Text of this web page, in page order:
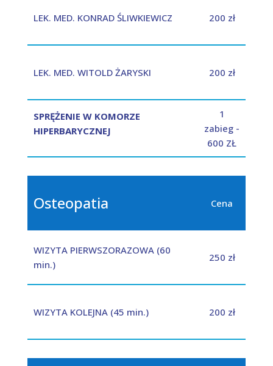
LEK. MED. KONRAD ŚLIWKIEWICZ 200 zł
LEK. MED. WITOLD ŻARYSKI 200 zł
SPRĘŻENIE W KOMORZE
HIPERBARYCZNEJ
1
zabieg -
600 ZŁ
Osteopatia Cena
WIZYTA PIERWSZORAZOWA (60
min.)
250 zł
WIZYTA KOLEJNA (45 min.) 200 zł